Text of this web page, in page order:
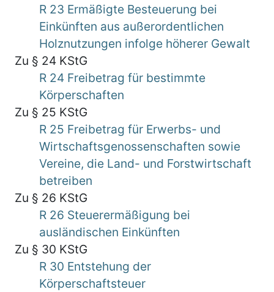
R 23 Ermäßigte Besteuerung bei
Einkünften aus außerordentlichen
Holznutzungen infolge höherer Gewalt
Zu § 24 KStG
R 24 Freibetrag für bestimmte
Körperschaften
Zu § 25 KStG
R 25 Freibetrag für Erwerbs- und
Wirtschaftsgenossenschaften sowie
Vereine, die Land- und Forstwirtschaft
betreiben
Zu § 26 KStG
R 26 Steuerermäßigung bei
ausländischen Einkünften
Zu § 30 KStG
R 30 Entstehung der
Körperschaftsteuer